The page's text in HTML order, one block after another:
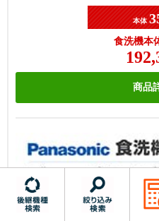
本体
食洗機本
商品